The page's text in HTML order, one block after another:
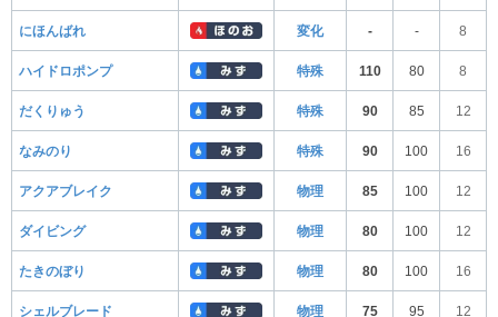
にほんばれ 変化 - - 8
ハイドロポンプ 特殊 110 80 8
だくりゅう 特殊 90 85 12
なみのり 特殊 90 100 16
アクアブレイク 物理 85 100 12
ダイビング 物理 80 100 12
たきのぼり 物理 80 100 16
シェルブレード 物理 75 95 12